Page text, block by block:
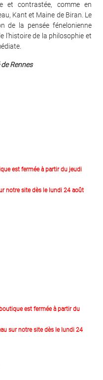
et contrastée, comme en
Kant et Maine de Biran. Le
de la pensée fénelonienne
l’histoire de la philosophie et
Rennes
est fermée à partir du jeudi
notre site dès le lundi 24 août
est fermée à partir du
sur notre site dès le lundi 24